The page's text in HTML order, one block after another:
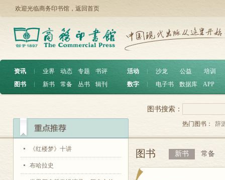
欢迎光临商务印书馆， 返回首页
资讯 ︱ 业界 动态 专题
书评
图书
︱ 新书 常备 丛书 辑刊
活动 沙龙 公益
培训
数字
电子书 数据库 APP
《红楼梦》十讲
布哈拉史
图书搜索：
热门图书： 辞
图书 新书 常备